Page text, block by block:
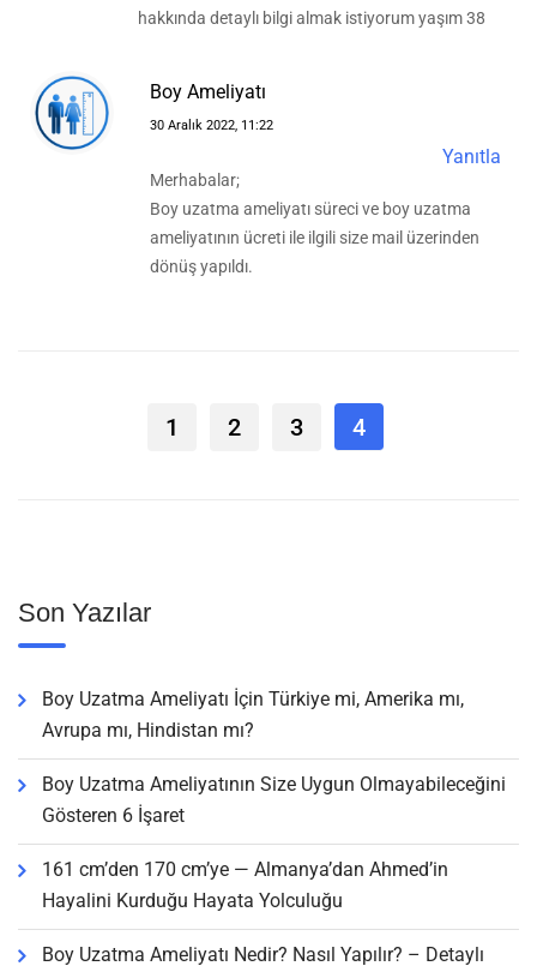
hakkında detaylı bilgi almak istiyorum yaşım 38
Boy Ameliyatı
30 Aralık 2022, 11:22
Yanıtla
Merhabalar;
Boy uzatma ameliyatı süreci ve boy uzatma
ameliyatının ücreti ile ilgili size mail üzerinden
dönüş yapıldı.
1 2 3 4
Son Yazılar
Boy Uzatma Ameliyatı İçin Türkiye mi, Amerika mı,
Avrupa mı, Hindistan mı?
Boy Uzatma Ameliyatının Size Uygun Olmayabileceğini
Gösteren 6 İşaret
161 cm’den 170 cm’ye — Almanya’dan Ahmed’in
Hayalini Kurduğu Hayata Yolculuğu
Boy Uzatma Ameliyatı Nedir? Nasıl Yapılır? – Detaylı